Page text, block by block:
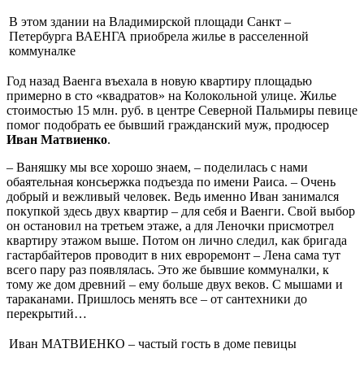
В этом здании на Владимирской площади Санкт –
Петербурга ВАЕНГА приобрела жилье в расселенной
коммуналке
Год назад Ваенга въехала в новую квартиру площадью
примерно в сто «квадратов» на Колокольной улице. Жилье
стоимостью 15 млн. руб. в центре Северной Пальмиры певице
помог подобрать ее бывший гражданский муж, продюсер
Иван Матвиенко.
– Ваняшку мы все хорошо знаем, – поделилась с нами
обаятельная консьержка подъезда по имени Раиса. – Очень
добрый и вежливый человек. Ведь именно Иван занимался
покупкой здесь двух квартир – для себя и Ваенги. Свой выбор
он остановил на третьем этаже, а для Леночки присмотрел
квартиру этажом выше. Потом он лично следил, как бригада
гастарбайтеров проводит в них евроремонт – Лена сама тут
всего пару раз появлялась. Это же бывшие коммуналки, к
тому же дом древний – ему больше двух веков. С мышами и
тараканами. Пришлось менять все – от сантехники до
перекрытий…
Иван МАТВИЕНКО – частый гость в доме певицы